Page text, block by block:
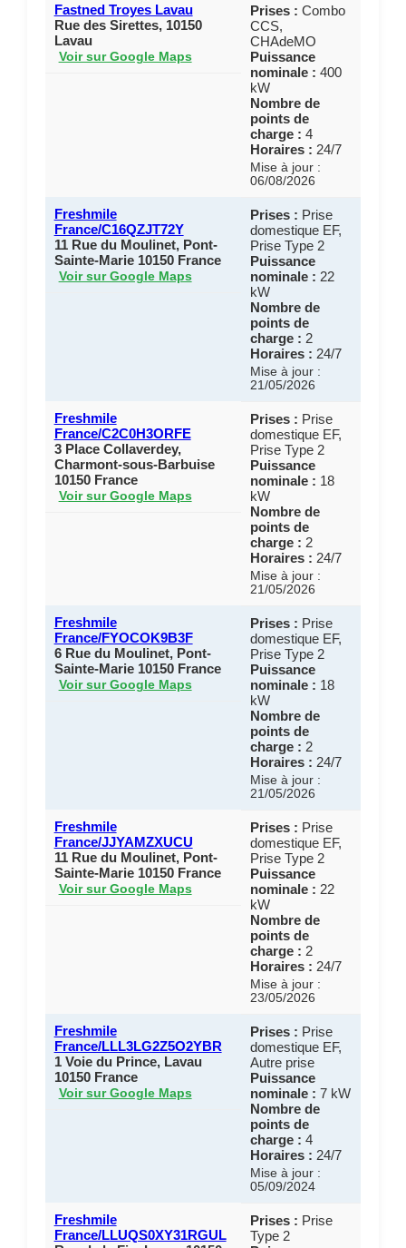
Fastned Troyes Lavau
Rue des Sirettes, 10150
Lavau
Voir sur Google Maps
Prises : Combo
CCS,
CHAdeMO
Puissance
nominale : 400
kW
Nombre de
points de
charge : 4
Horaires : 24/7
Mise à jour :
06/08/2026
Freshmile
France/C16QZJT72Y
11 Rue du Moulinet, Pont-
Sainte-Marie 10150 France
Voir sur Google Maps
Prises : Prise
domestique EF,
Prise Type 2
Puissance
nominale : 22
kW
Nombre de
points de
charge : 2
Horaires : 24/7
Mise à jour :
21/05/2026
Freshmile
France/C2C0H3ORFE
3 Place Collaverdey,
Charmont-sous-Barbuise
10150 France
Voir sur Google Maps
Prises : Prise
domestique EF,
Prise Type 2
Puissance
nominale : 18
kW
Nombre de
points de
charge : 2
Horaires : 24/7
Mise à jour :
21/05/2026
Freshmile
France/FYOCOK9B3F
6 Rue du Moulinet, Pont-
Sainte-Marie 10150 France
Voir sur Google Maps
Prises : Prise
domestique EF,
Prise Type 2
Puissance
nominale : 18
kW
Nombre de
points de
charge : 2
Horaires : 24/7
Mise à jour :
21/05/2026
Freshmile
France/JJYAMZXUCU
11 Rue du Moulinet, Pont-
Sainte-Marie 10150 France
Voir sur Google Maps
Prises : Prise
domestique EF,
Prise Type 2
Puissance
nominale : 22
kW
Nombre de
points de
charge : 2
Horaires : 24/7
Mise à jour :
23/05/2026
Freshmile
France/LLL3LG2Z5O2YBR
1 Voie du Prince, Lavau
10150 France
Voir sur Google Maps
Prises : Prise
domestique EF,
Autre prise
Puissance
nominale : 7 kW
Nombre de
points de
charge : 4
Horaires : 24/7
Mise à jour :
05/09/2024
Freshmile
France/LLUQS0XY31RGUL
Prises : Prise
Type 2